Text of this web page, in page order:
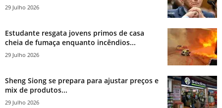
29 Julho 2026
Estudante resgata jovens primos de casa
cheia de fumaça enquanto incêndios...
29 Julho 2026
Sheng Siong se prepara para ajustar preços e
mix de produtos...
29 Julho 2026